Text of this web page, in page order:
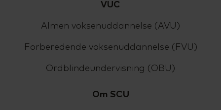
VUC
Almen voksenuddannelse (AVU)
Forberedende voksenuddannelse (FVU)
Ordblindeundervisning (OBU)
Om SCU